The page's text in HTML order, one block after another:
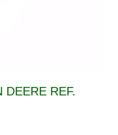
DEERE REF.